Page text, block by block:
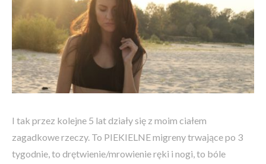
I tak przez kolejne 5 lat działy się z moim ciałem
zagadkowe rzeczy. To PIEKIELNE migreny trwające po 3
tygodnie, to drętwienie/mrowienie ręki i nogi, to bóle